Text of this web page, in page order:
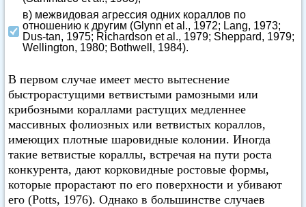
в) межвидовая агрессия одних кораллов по
отношению к другим (Glynn et аl., 1972; Lang, 1973;
Dus-tan, 1975; Richardson et аl., 1979; Sheppard, 1979;
Wellington, 1980; Bothwell, 1984).
В первом случае имеет место вытеснение
быстрорастущими ветвистыми рамозными или
крибозными кораллами растущих медленнее
массивных фолиозных или ветвистых кораллов,
имеющих плотные шаровидные колонии. Иногда
такие ветвистые кораллы, встречая на пути роста
конкурента, дают корковидные ростовые формы,
которые прорастают по его поверхности и убивают
его (Potts, 1976). Однако в большинстве случаев